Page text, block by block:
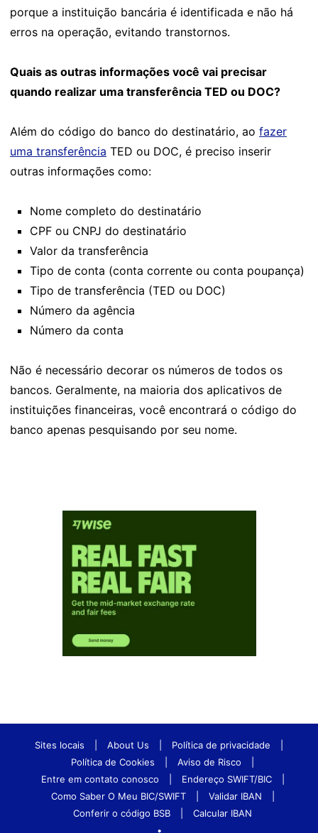
porque a instituição bancária é identificada e não há
erros na operação, evitando transtornos.
Quais as outras informações você vai precisar
quando realizar uma transferência TED ou DOC?
Além do código do banco do destinatário, ao fazer
uma transferência TED ou DOC, é preciso inserir
outras informações como:
Nome completo do destinatário
CPF ou CNPJ do destinatário
Valor da transferência
Tipo de conta (conta corrente ou conta poupança)
Tipo de transferência (TED ou DOC)
Número da agência
Número da conta
Não é necessário decorar os números de todos os
bancos. Geralmente, na maioria dos aplicativos de
instituições financeiras, você encontrará o código do
banco apenas pesquisando por seu nome.
Sites locais About Us Política de privacidade
Política de Cookies
Aviso de Risco
Entre em contato conosco
Endereço SWIFT/BIC
Como Saber O Meu BIC/SWIFT
Validar IBAN
Conferir o código BSB
Calcular IBAN
•